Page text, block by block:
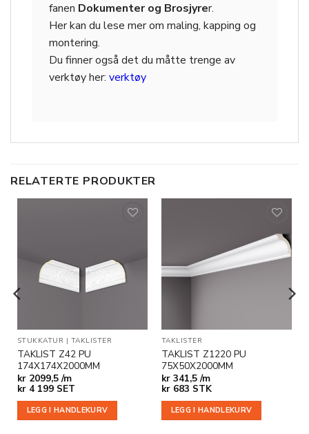
fanen Dokumenter og Brosjyrer.
Her kan du lese mer om maling, kapping og
montering.
Du finner også det du måtte trenge av
verktøy her: verktøy
RELATERTE PRODUKTER
ønskeliste
STUKKATUR | TAKLISTER
TAKLIST Z42 PU
174X174X2000MM
kr2099,5 /m
kr4 199 SET
LEGG I HANDLEKURV
Legg til
i
ønskeliste
TAKLISTER
TAKLIST Z1220 PU
75X50X2000MM
kr341,5 /m
kr683 STK
LEGG I HANDLEKURV